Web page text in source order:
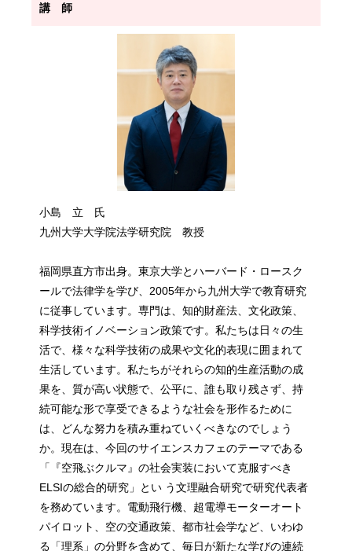
講 師
小島 立 氏
九州大学大学院法学研究院 教授
福岡県直方市出身。東京大学とハーバード・ロースク
ールで法律学を学び、2005年から九州大学で教育研究
に従事しています。専門は、知的財産法、文化政策、
科学技術イノベーション政策です。私たちは日々の生
活で、様々な科学技術の成果や文化的表現に囲まれて
生活しています。私たちがそれらの知的生産活動の成
果を、質が高い状態で、公平に、誰も取り残さず、持
続可能な形で享受できるような社会を形作るために
は、どんな努力を積み重ねていくべきなのでしょう
か。現在は、今回のサイエンスカフェのテーマである
「『空飛ぶクルマ』の社会実装において克服すべき
ELSIの総合的研究」とい う文理融合研究で研究代表者
を務めています。電動飛行機、超電導モーターオート
パイロット、空の交通政策、都市社会学など、いわゆ
る「理系」の分野を含めて、毎日が新たな学びの連続